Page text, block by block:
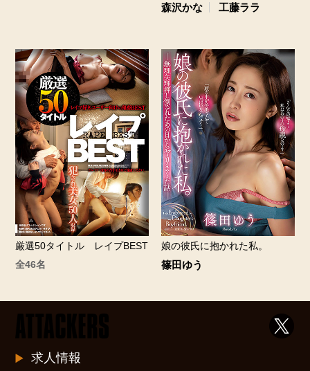
森沢かな 工藤ララ
厳選50タイトル レイプBEST
全46名
娘の彼氏に抱かれた私。
篠田ゆう
求人情報